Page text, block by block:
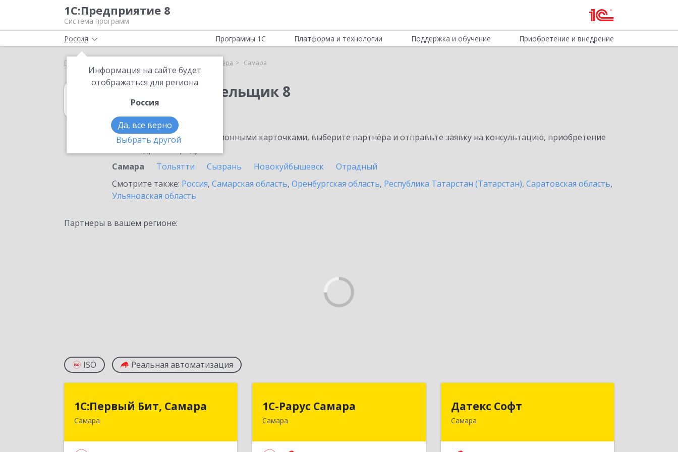
1С:Предприятие 8
Система программ
Россия
Информация на сайте будет
отображаться для региона
Россия
Да, все верно
Выбрать другой
Программы 1С Платформа и технологии Поддержка и обучение Приобретение и внедрение
Главная Выбор партнёра Самара
1С:Налогоплательщик 8
в Самаре
Ознакомьтесь с информационными карточками, выберите партнёра и отправьте заявку на консультацию, приобретение
Самара
Тольятти Сызрань Новокуйбышевск
Отрадный
Смотрите также: Россия, Самарская область, Оренбургская область, Республика Татарстан (Татарстан), Саратовская область,
Ульяновская область
Партнеры в вашем регионе:
ISO Реальная автоматизация
1С:Первый Бит, Самара
Самара
1С:Первый Бит, Самара
443013, Самарская обл, Самара г,
1С-Рарус Самара
Самара443058, Самарская обл, Самара г,
Датекс Софт
Самара443070, Самарская обл, Самара г,